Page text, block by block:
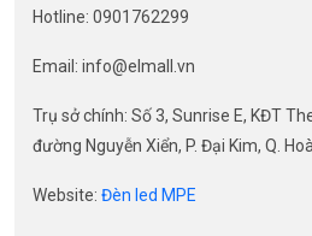
Hotline: 0901762299
Email: info@elmall.vn
Trụ sở chính: Số 3, Sunrise E, KĐT
đường Nguyễn Xiển, P. Đại Kim, Q.
Website: Đèn led MPE